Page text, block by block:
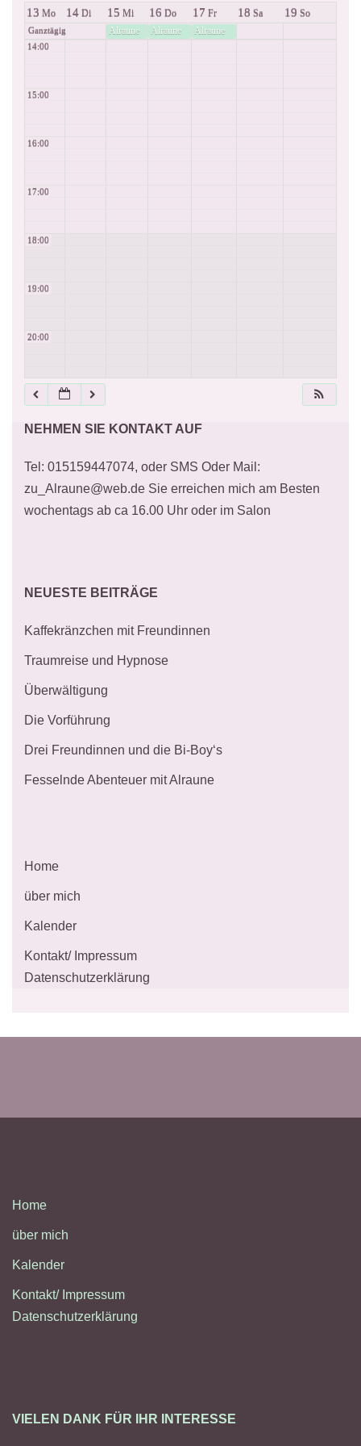
13 Mo 14 Di 15 Mi 16 Do 17 Fr 18 Sa 19 So
Ganztägig Alraune Alraune Alraune
14:00
15:00
16:00
17:00
18:00
19:00
20:00
21:00
22:00
23:00
NEHMEN SIE KONTAKT AUF
Tel: 015159447074, oder SMS Oder Mail:
zu_Alraune@web.de Sie erreichen mich am Besten
wochentags ab ca 16.00 Uhr oder im Salon
NEUESTE BEITRÄGE
Kaffekränzchen mit Freundinnen
Traumreise und Hypnose
Überwältigung
Die Vorführung
Drei Freundinnen und die Bi-Boy‘s
Fesselnde Abenteuer mit Alraune
Home
über mich
Kalender
Kontakt/ Impressum
Datenschutzerklärung
Home
über mich
Kalender
Kontakt/ Impressum
Datenschutzerklärung
VIELEN DANK FÜR IHR INTERESSE